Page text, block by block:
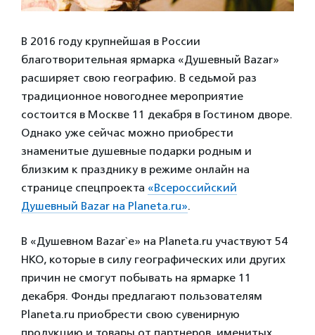
В 2016 году крупнейшая в России
благотворительная ярмарка «Душевный Bazar»
расширяет свою географию. В седьмой раз
традиционное новогоднее мероприятие
состоится в Москве 11 декабря в Гостином дворе.
Однако уже сейчас можно приобрести
знаменитые душевные подарки родным и
близким к празднику в режиме онлайн на
странице спецпроекта «Всероссийский
Душевный Bazar на Planeta.ru».
В «Душевном Bazar`е» на Planeta.ru участвуют 54
НКО, которые в силу географических или других
причин не смогут побывать на ярмарке 11
декабря. Фонды предлагают пользователям
Planeta.ru приобрести свою сувенирную